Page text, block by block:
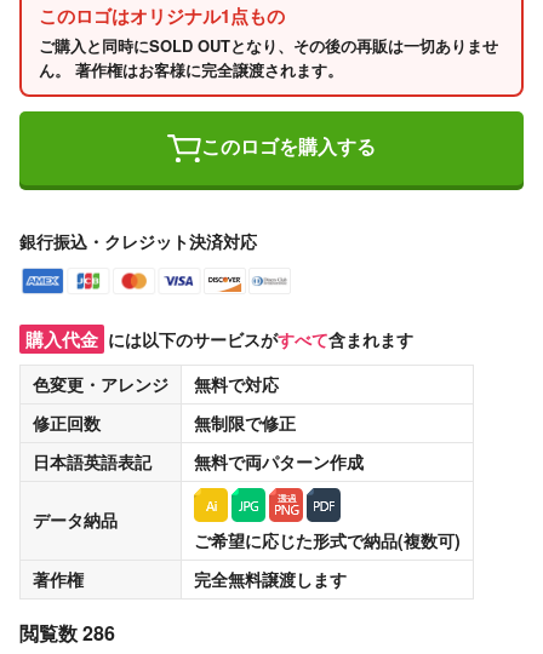
このロゴはオリジナル1点もの
ご購入と同時にSOLD OUTとなり、その後の再販は一切ありませ
ん。 著作権はお客様に完全譲渡されます。
このロゴを購入する
銀行振込・クレジット決済対応
購入代金 には以下のサービスがすべて含まれます
色変更・アレンジ
無料で対応
修正回数
無制限で修正
日本語英語表記
無料で両パターン作成
データ納品
ご希望に応じた形式で納品(複数可)
著作権
完全無料譲渡します
閲覧数 286